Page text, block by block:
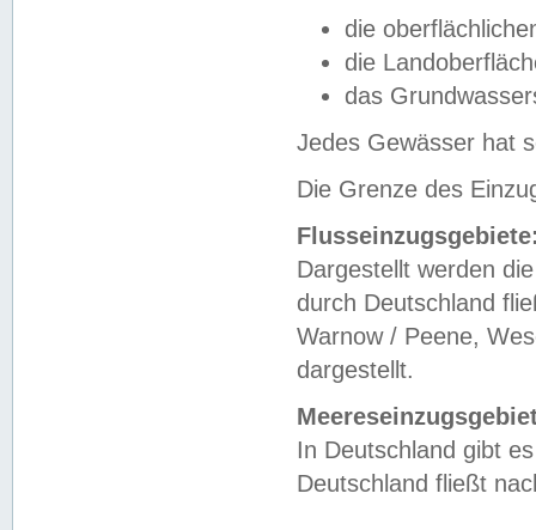
die
die
das
Jedes Gewässer hat
Die Grenze des
Dargestellt werden
durch Deutschland
Warnow / Peene,
dargestellt.
In Deutschland gibt
Deutschland fließt